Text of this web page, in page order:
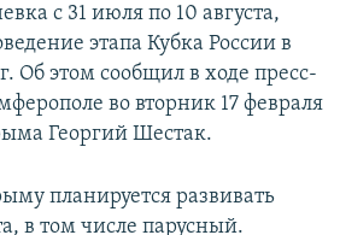
с 31 июля по 10 августа,
этапа Кубка России в
Об этом сообщил в ходе пресс-
во вторник 17 февраля
Георгий Шестак.
планируется развивать
в том числе парусный.